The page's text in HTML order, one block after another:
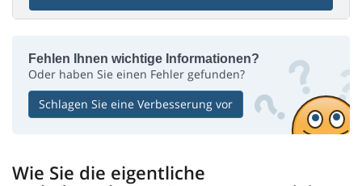
Fehlen Ihnen wichtige Informationen?
Oder haben Sie einen Fehler gefunden?
Schlagen Sie eine Verbesserung vor
Wie Sie die eigentliche